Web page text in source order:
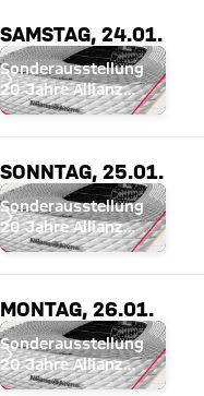
SAMSTAG, 24.01.
Sonderausstellung
20 Jahre Allianz
Arena
SONNTAG, 25.01.
Sonderausstellung
20 Jahre Allianz
Arena
MONTAG, 26.01.
Sonderausstellung
20 Jahre Allianz
Arena